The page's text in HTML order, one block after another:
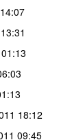
14:07
13:31
01:13
18:12
09:45